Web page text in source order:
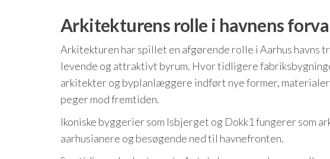
Arkitekturens rolle i havnens
Arkitekturen har spillet en afgørende rolle i Aarhus havns
levende og attraktivt byrum. Hvor tidligere
arkitekter og byplanlæggere indført nye former,
peger mod fremtiden.
Ikoniske byggerier som Isbjerget og Dokk1 fungerer som
aarhusianere og besøgende ned til havnefronten.